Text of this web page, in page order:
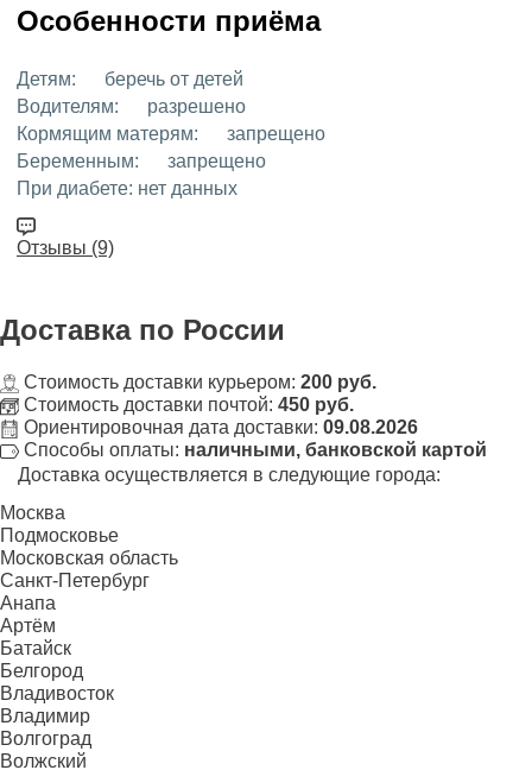
Особенности приёма
Детям:
беречь от детей
Водителям:
разрешено
Кормящим матерям:
запрещено
Беременным:
запрещено
При диабете: нет данных
Отзывы (9)
Доставка по России
Стоимость доставки курьером: 200 руб.
Стоимость доставки почтой: 450 руб.
Ориентировочная дата доставки: 09.08.2026
Способы оплаты: наличными, банковской картой
Доставка осуществляется в следующие города:
Москва
Подмосковье
Московская область
Санкт-Петербург
Анапа
Артём
Батайск
Белгород
Владивосток
Владимир
Волгоград
Волжский